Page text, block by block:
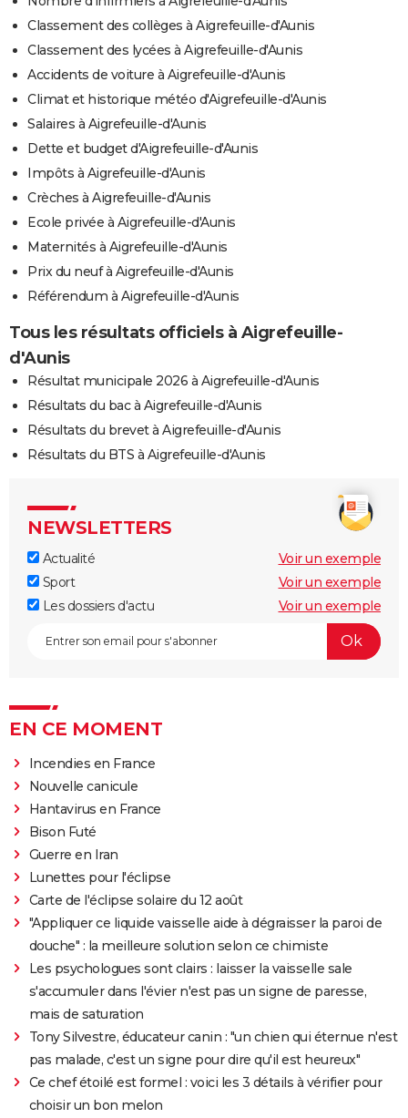
Classement des collèges à Aigrefeuille-d'Aunis
Classement des lycées à Aigrefeuille-d'Aunis
Accidents de voiture à Aigrefeuille-d'Aunis
Climat et historique météo d'Aigrefeuille-d'Aunis
Salaires à Aigrefeuille-d'Aunis
Dette et budget d'Aigrefeuille-d'Aunis
Impôts à Aigrefeuille-d'Aunis
Crèches à Aigrefeuille-d'Aunis
Ecole privée à Aigrefeuille-d'Aunis
Maternités à Aigrefeuille-d'Aunis
Prix du neuf à Aigrefeuille-d'Aunis
Référendum à Aigrefeuille-d'Aunis
Tous les résultats officiels à Aigrefeuille-
d'Aunis
Résultat municipale 2026 à Aigrefeuille-d'Aunis
Résultats du bac à Aigrefeuille-d'Aunis
Résultats du brevet à Aigrefeuille-d'Aunis
Résultats du BTS à Aigrefeuille-d'Aunis
NEWSLETTERS
Actualité
Voir un exemple
Sport
Voir un exemple
Les dossiers d'actu
Voir un exemple
EN CE MOMENT
Incendies en France
Nouvelle canicule
Hantavirus en France
Bison Futé
Guerre en Iran
Lunettes pour l'éclipse
Carte de l'éclipse solaire du 12 août
"Appliquer ce liquide vaisselle aide à dégraisser la paroi de
douche" : la meilleure solution selon ce chimiste
Les psychologues sont clairs : laisser la vaisselle sale
s'accumuler dans l'évier n'est pas un signe de paresse,
mais de saturation
Tony Silvestre, éducateur canin : "un chien qui éternue n'est
pas malade, c'est un signe pour dire qu'il est heureux"
Ce chef étoilé est formel : voici les 3 détails à vérifier pour
choisir un bon melon